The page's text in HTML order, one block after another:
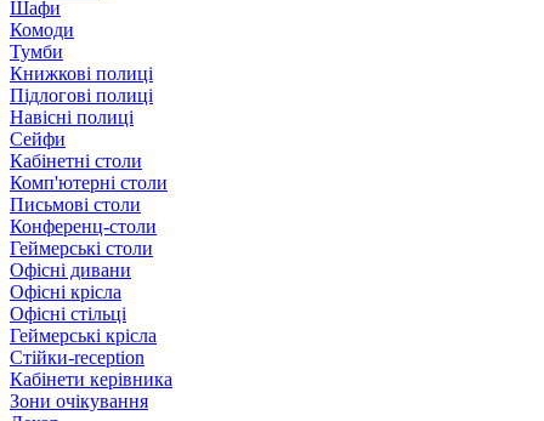
Шафи
Комоди
Тумби
Книжкові полиці
Підлогові полиці
Навісні полиці
Сейфи
Кабінетні столи
Комп'ютерні столи
Письмові столи
Конференц-столи
Геймерські столи
Офісні дивани
Офісні крісла
Офісні стільці
Геймерські крісла
Стійки-reception
Кабінети керівника
Зони очікування